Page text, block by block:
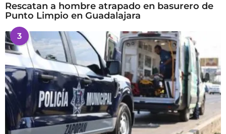
Rescatan a hombre atrapado en basurero de
Punto Limpio en Guadalajara
3